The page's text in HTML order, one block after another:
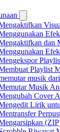
dan
Playlist
musik
Musik
Cover
Lirik